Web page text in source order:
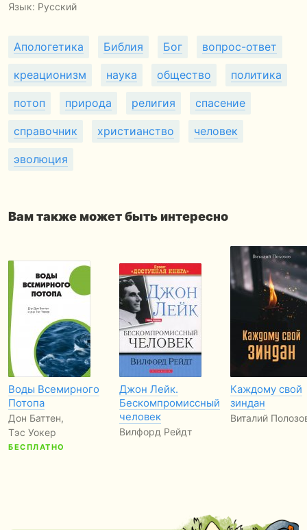
Язык: Русский
Апологетика Библия Бог вопрос-ответ
креационизм наука общество политика
потоп природа религия спасение
справочник христианство человек
эволюция
Вам также может быть интересно
Воды Всемирного
Потопа
Дон Баттен,
Тэс Уокер
БЕСПЛАТНО
Джон Лейк.
Бескомпромиссный
человек
Вилфорд Рейдт
Каждому свой
зиндан
Виталий